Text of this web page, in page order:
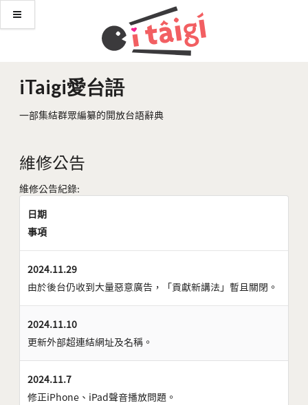
iTaigi愛台語
一部集結群眾編纂的開放台語辭典
維修公告
維修公告紀錄:
日期
事項
2024.11.29
由於後台仍收到大量惡意廣告，「貢獻新講法」暫且關閉。
2024.11.10
更新外部超連結網址及名稱。
2024.11.7
修正iPhone、iPad聲音播放問題。